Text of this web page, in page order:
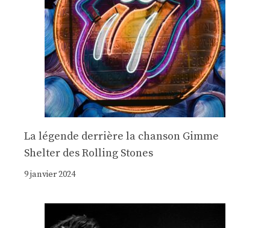
La légende derrière la chanson Gimme
Shelter des Rolling Stones
9 janvier 2024